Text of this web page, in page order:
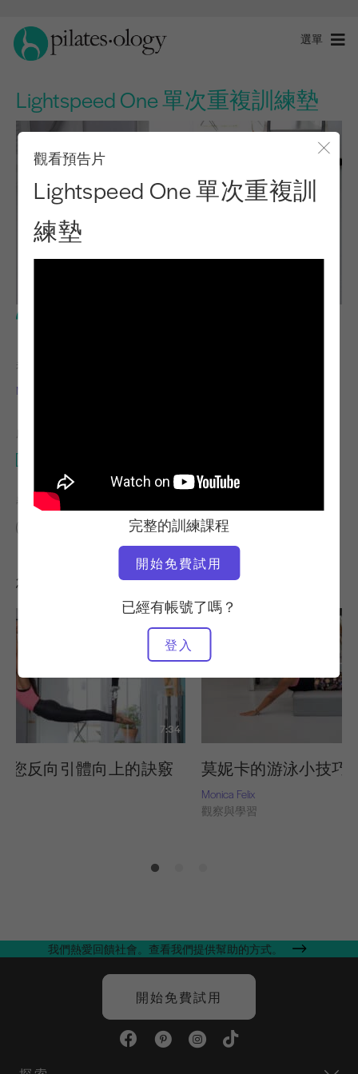
選單
Lightspeed One 單次重複訓練墊
關
觀看預告片
Lightspeed One 單次重複訓
練墊
完整的訓練課程
開始免費試用
已經有帳號了嗎？
登入
老師
Monica Felix
所需設備
尋找類似的課程
馬特
您可能也會喜歡的其他訓練課程
7:34
您反向引體向上的訣竅 莫妮卡的游泳小技巧
Monica Felix
觀察與學習
我們熱愛回饋社會。查看我們提供幫助的方式。
開始免費試用